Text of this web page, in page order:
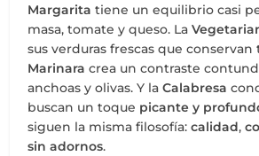
Margarita tiene un equilibrio casi
masa, tomate y queso. La
sus verduras frescas que conservan
Marinara crea un contraste
anchoas y olivas. Y laCalabresa
buscan un toque picante y
siguen la misma filosofía:calidad,
sin adornos.